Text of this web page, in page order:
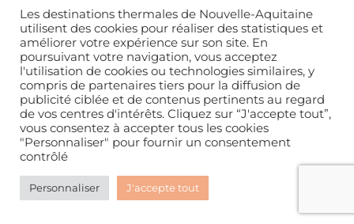
port de la Rochelle ou encore,
découvrez les fameuses stations
balnéaires telles que Biarritz dans les
Pyrénées Atlantiques ou Capbreton
dans les Landes. La Nouvelle-Aquitaine
est un terrain idéal pour reprendre une
activité physique – randonnées
pédestre, vélo, golf et activités
fluviuales et nautiques et même
mêlerainsi santé et plaisir, le temps
d’une parenthèse forcément
Les destinations thermales de Nouvelle-Aquitaine
utilisent des cookies pour réaliser des statistiques et
améliorer votre expérience sur son site. En
poursuivant votre navigation, vous acceptez
l'utilisation de cookies ou technologies similaires, y
compris de partenaires tiers pour la diffusion de
publicité ciblée et de contenus pertinents au regard
de vos centres d'intérêts. Cliquez sur “J'accepte tout”,
vous consentez à accepter tous les cookies
"Personnaliser" pour fournir un consentement
contrôlé
Personnaliser J'accepte tout